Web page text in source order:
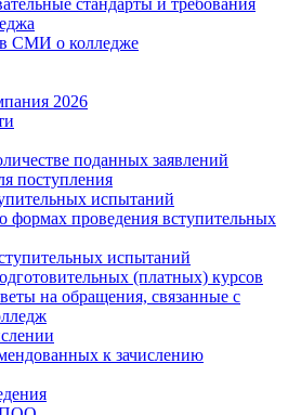
стандарты и требования
СМИ о колледже
2026
поданных заявлений
поступления
испытаний
формах проведения вступительных
испытаний
(платных) курсов
на обращения, связанные с
к зачислению